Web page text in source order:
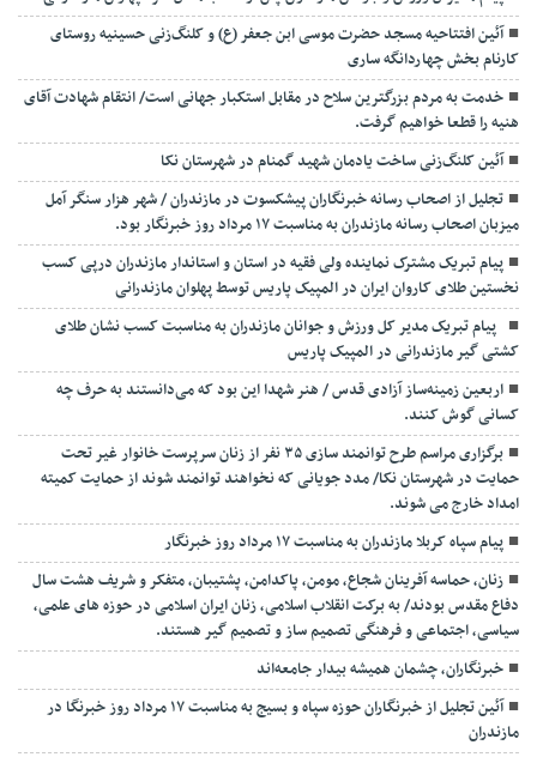
آئین افتتاحیه مسجد حضرت موسی ابن جعفر (ع) و کلنگ‌زنی حسینیه روستای
کارنام بخش چهاردانگه ساری
خدمت به مردم بزرگترین سلاح در مقابل استکبار جهانی است/ انتقام شهادت آقای
هنیه را قطعا خواهیم گرفت.
آئین کلنگ‌زنی ساخت یادمان شهید گمنام در شهرستان نکا
تجلیل از اصحاب رسانه خبرنگاران پیشکسوت در مازندران / شهر هزار سنگر آمل
میزبان اصحاب رسانه مازندران به مناسبت ۱۷ مرداد روز خبرنگار بود.
پیام تبریک مشترک نماینده ولی فقیه در استان و استاندار مازندران درپی کسب
نخستین طلای کاروان ایران در المپیک پاریس توسط پهلوان مازندرانی
‍ ‍ پیام تبریک مدیر کل ورزش و جوانان مازندران به مناسبت کسب نشان طلای
کشتی گیر مازندرانی در المپیک پاریس
اربعین زمینه‌ساز آزادی قدس / هنر شهدا این بود که می‌دانستند به حرف چه
کسانی گوش کنند.
برگزاری مراسم طرح توانمند سازی ۳۵ نفر از زنان سرپرست خانوار غیر تحت
حمایت در شهرستان نکا/ مدد جویانی که نخواهند توانمند شوند از حمایت کمیته
امداد خارج می شوند.
پیام سپاه کربلا مازندران به مناسبت ۱۷ مرداد روز خبرنگار
زنان، حماسه آفرینان شجاع، مومن، پاکدامن، پشتیبان، متفکر و شریف هشت سال
دفاع مقدس بودند/ به برکت انقلاب اسلامی، زنان ایران اسلامی در حوزه های علمی،
سیاسی، اجتماعی و فرهنگی تصمیم ساز و تصمیم گیر هستند.
خبرنگاران، چشمان همیشه بیدار جامعه‌اند
آئین تجلیل از خبرنگاران حوزه سپاه و بسیج به مناسبت ۱۷ مرداد روز خبرنگا در
مازندران